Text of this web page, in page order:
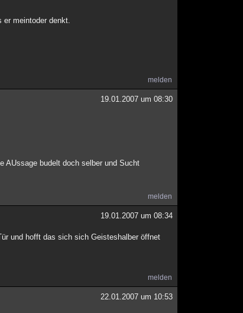
er meintoder denkt.
melden
19.01.2007 um 08:30
AUssage budelt doch selber und Sucht
melden
19.01.2007 um 08:34
und hofft das sich sich Geisteshalber öffnet
melden
22.01.2007 um 10:53